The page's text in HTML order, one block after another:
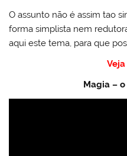
O assunto não é assim tao
forma simplista nem
aqui este tema, para que
Magia –